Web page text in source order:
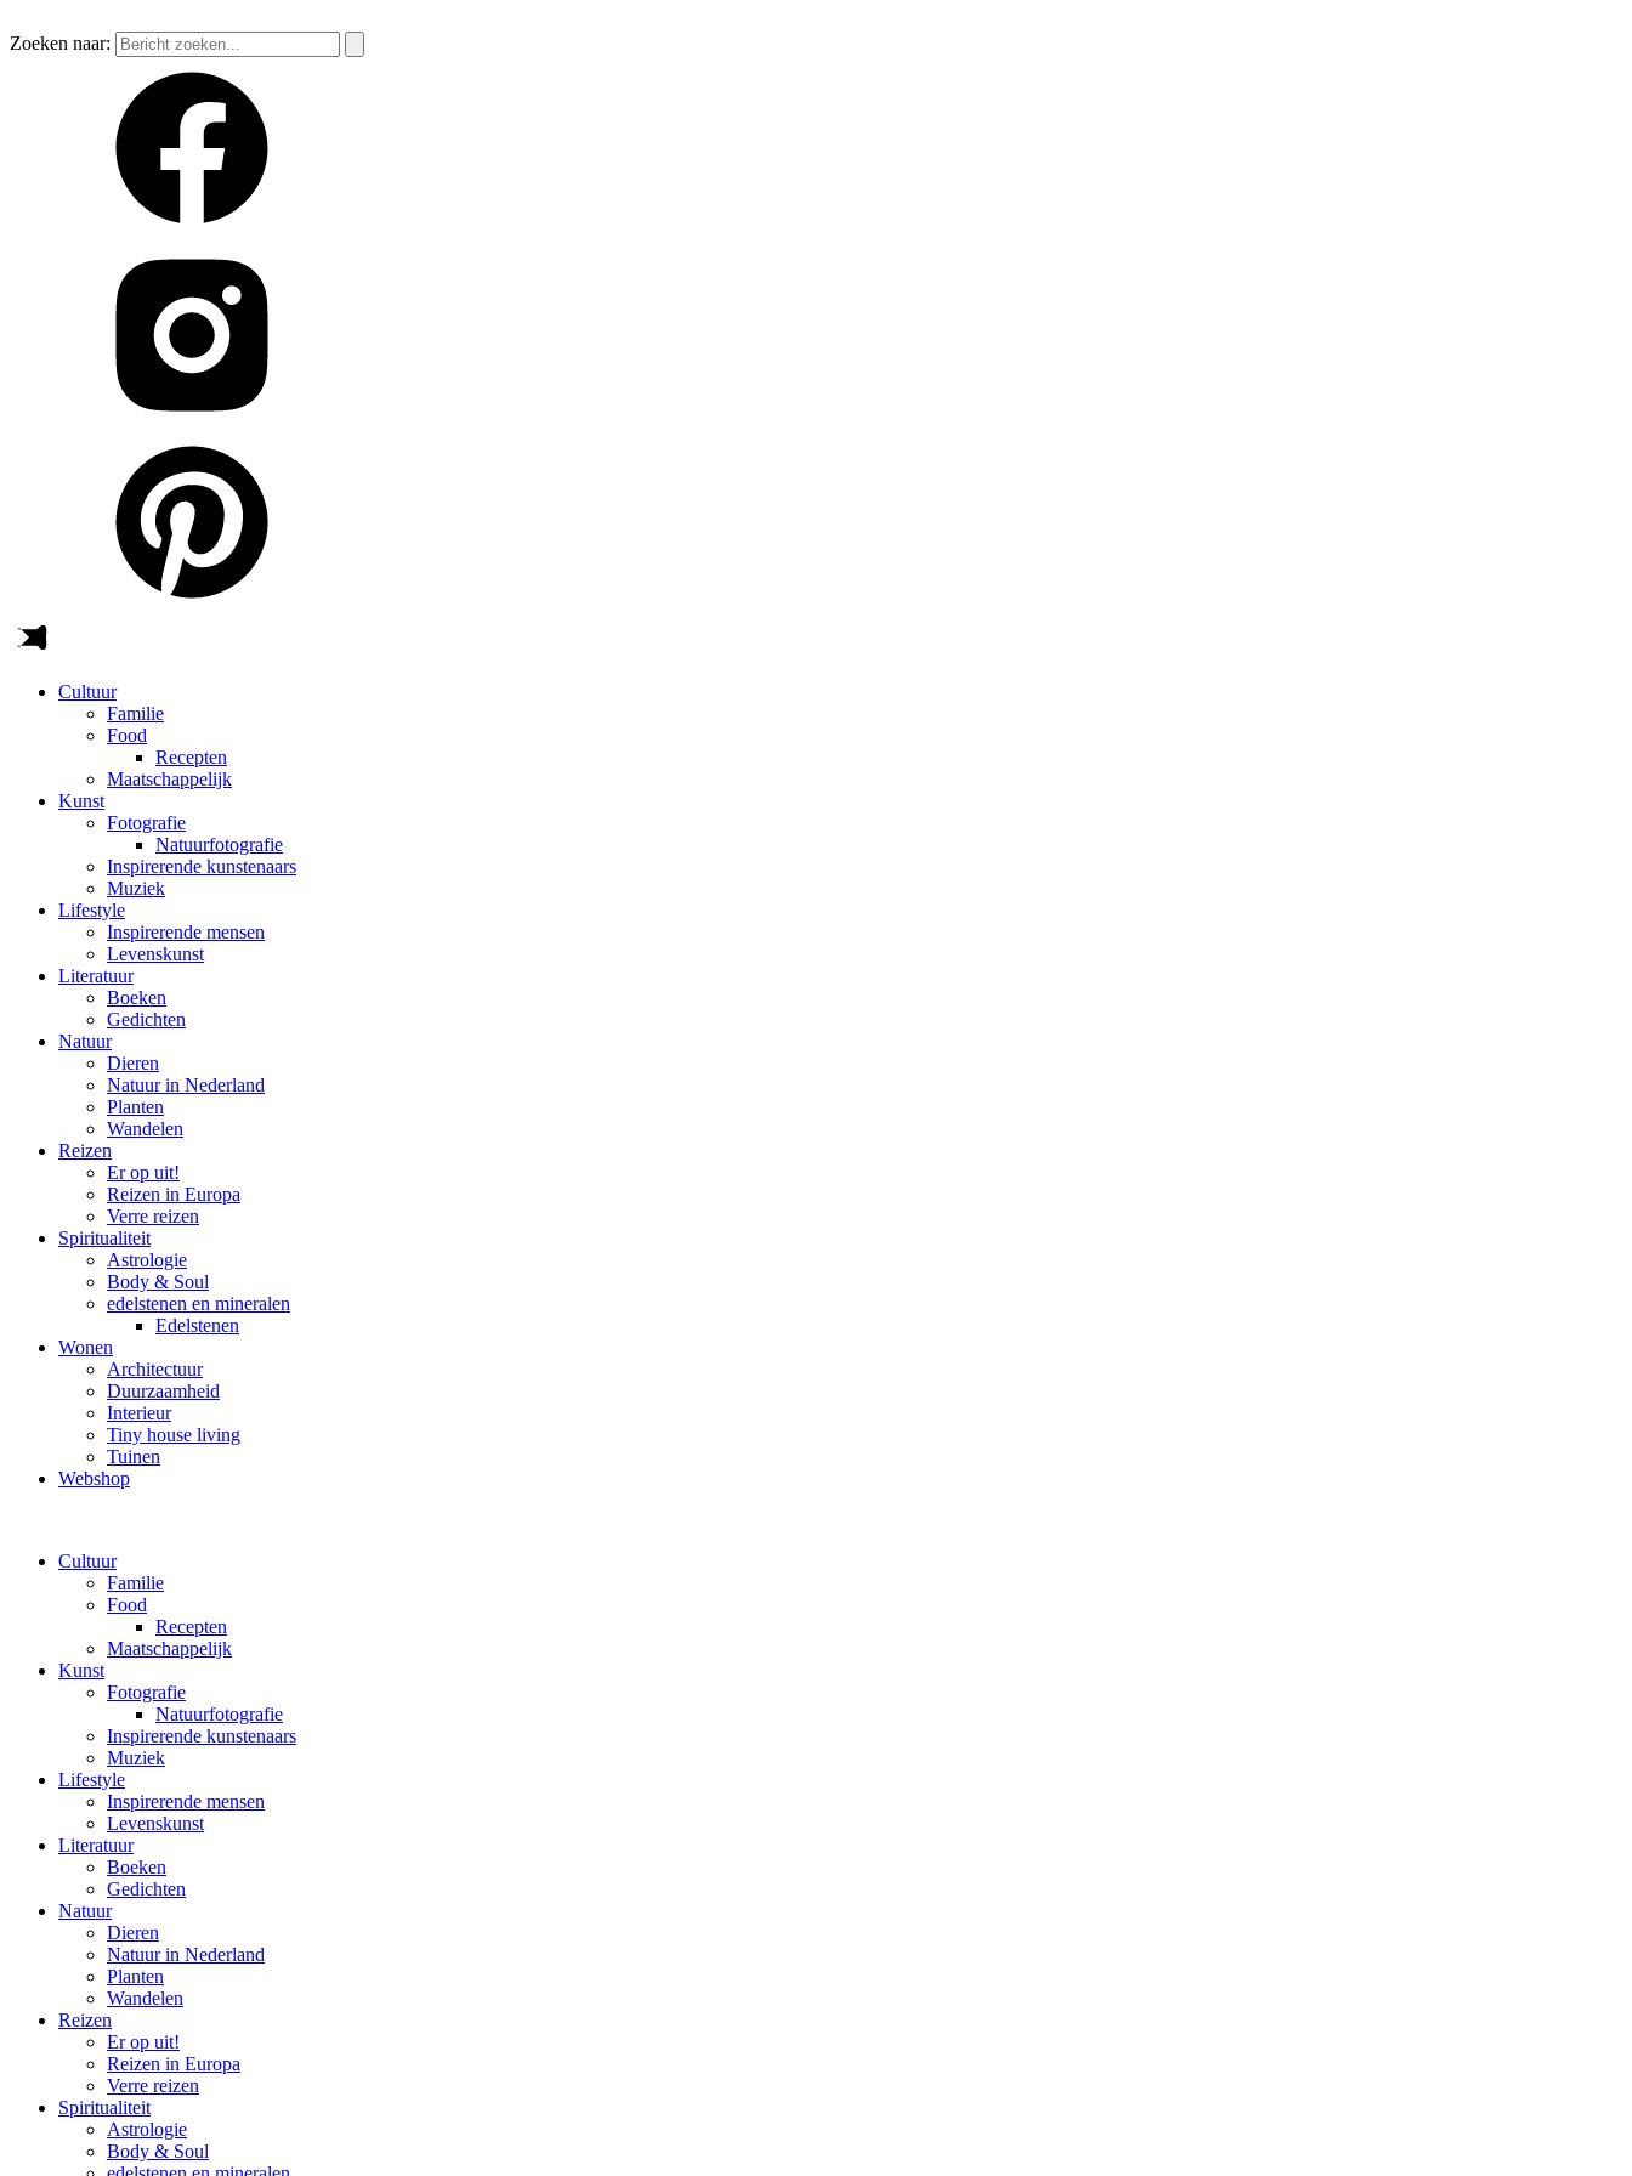
Zoeken naar:
Cultuur
Familie
Food
Recepten
Maatschappelijk
Kunst
Fotografie
Natuurfotografie
Inspirerende kunstenaars
Muziek
Lifestyle
Inspirerende mensen
Levenskunst
Literatuur
Boeken
Gedichten
Natuur
Dieren
Natuur in Nederland
Planten
Wandelen
Reizen
Er op uit!
Reizen in Europa
Verre reizen
Spiritualiteit
Astrologie
Body & Soul
edelstenen en mineralen
Edelstenen
Wonen
Architectuur
Duurzaamheid
Interieur
Tiny house living
Tuinen
Webshop
Cultuur
Familie
Food
Recepten
Maatschappelijk
Kunst
Fotografie
Natuurfotografie
Inspirerende kunstenaars
Muziek
Lifestyle
Inspirerende mensen
Levenskunst
Literatuur
Boeken
Gedichten
Natuur
Dieren
Natuur in Nederland
Planten
Wandelen
Reizen
Er op uit!
Reizen in Europa
Verre reizen
Spiritualiteit
Astrologie
Body & Soul